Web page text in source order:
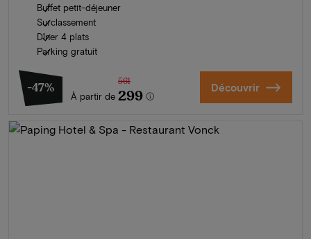
Buffet petit-déjeuner
Surclassement
Dîner 4 plats
Parking gratuit
-47%
À partir de
561
299 Découvrir